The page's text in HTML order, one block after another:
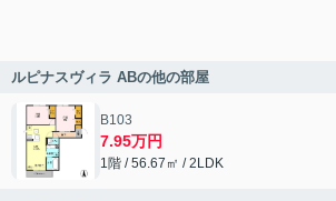
ルピナスヴィラ ABの他の部屋
B103
7.95万円
1階 / 56.67㎡ / 2LDK